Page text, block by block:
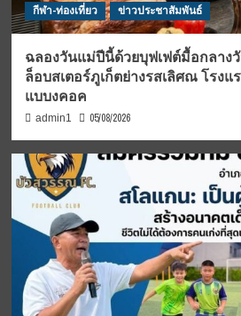
กีฬา-ท่องเที่ยว ข่าวประชาสัมพันธ์
ฉลองวันแม่ปีนี้ด้วยบุฟเฟต์มื้อกลาง
ล็อบสเตอร์ภูเก็ตย่างรสเลิศณ โรงแ
แบบงคอค
admin1 05/08/2026